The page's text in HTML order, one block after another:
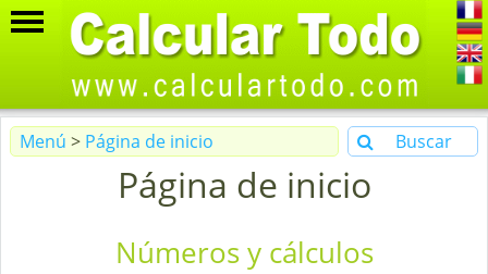
Menú > Página de inicio Buscar
Página de inicio
Números y cálculos